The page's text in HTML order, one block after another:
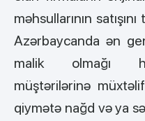
məhsullarının
Azərbaycanda ən
malik olmağı
müştərilərinə
qiymətə nağd və ya